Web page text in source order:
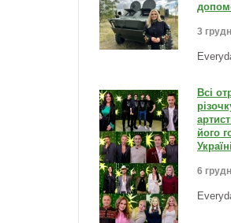
3
Всі
його
6